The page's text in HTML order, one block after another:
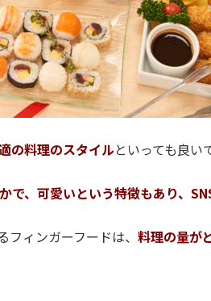
の料理のスタイルといっても良い
で、可愛いという特徴もあり、
ィンガーフードは、 料理の量が